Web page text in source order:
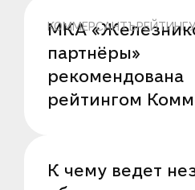
МКА
партнёры»
рекомендована
рейтингом
К чему ведет